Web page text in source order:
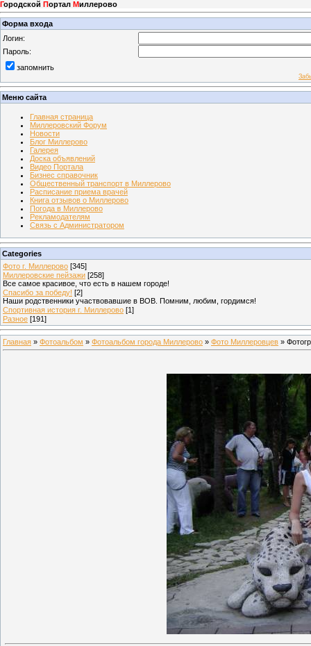
Городской Портал Миллерово
Форма входа
Логин:
Пароль:
запомнить
Меню сайта
Главная страница
Миллеровский Форум
Новости
Блог Миллерово
Галерея
Доска объявлений
Видео Портала
Бизнес справочник
Общественный транспорт в Миллерово
Расписание приема врачей
Книга отзывов о Миллерово
Погода в Миллерово
Рекламодателям
Связь с Администратором
Categories
Фото г. Миллерово [345]
Миллеровские пейзажи [258]
Все самое красивое, что есть в нашем городе!
Спасибо за победу! [2]
Наши родственники участвовавшие в ВОВ. Помним, любим, гордимся!
Спортивная история г. Миллерово [1]
Разное [191]
Главная » Фотоальбом » Фотоальбом города Миллерово » Фото Миллеровцев »